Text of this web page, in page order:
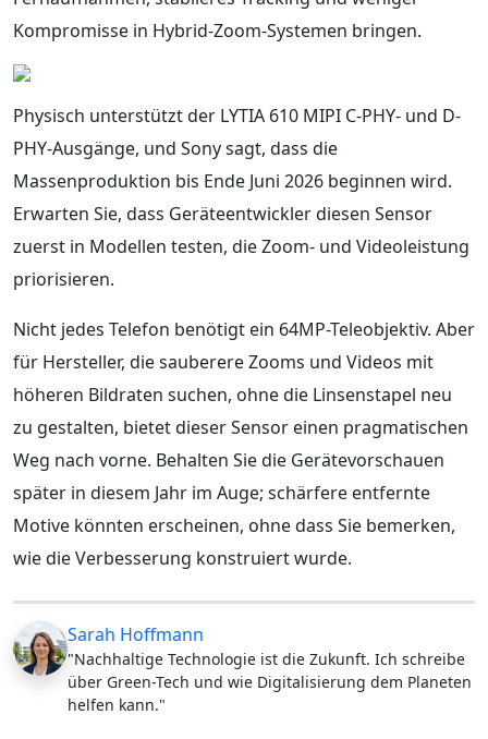
Kompromisse in Hybrid-Zoom-Systemen bringen.
Physisch unterstützt der LYTIA 610 MIPI C-PHY- und D-
PHY-Ausgänge, und Sony sagt, dass die
Massenproduktion bis Ende Juni 2026 beginnen wird.
Erwarten Sie, dass Geräteentwickler diesen Sensor
zuerst in Modellen testen, die Zoom- und Videoleistung
priorisieren.
Nicht jedes Telefon benötigt ein 64MP-Teleobjektiv. Aber
für Hersteller, die sauberere Zooms und Videos mit
höheren Bildraten suchen, ohne die Linsenstapel neu
zu gestalten, bietet dieser Sensor einen pragmatischen
Weg nach vorne. Behalten Sie die Gerätevorschauen
später in diesem Jahr im Auge; schärfere entfernte
Motive könnten erscheinen, ohne dass Sie bemerken,
wie die Verbesserung konstruiert wurde.
Sarah Hoffmann
"Nachhaltige Technologie ist die Zukunft. Ich schreibe
über Green-Tech und wie Digitalisierung dem Planeten
helfen kann."